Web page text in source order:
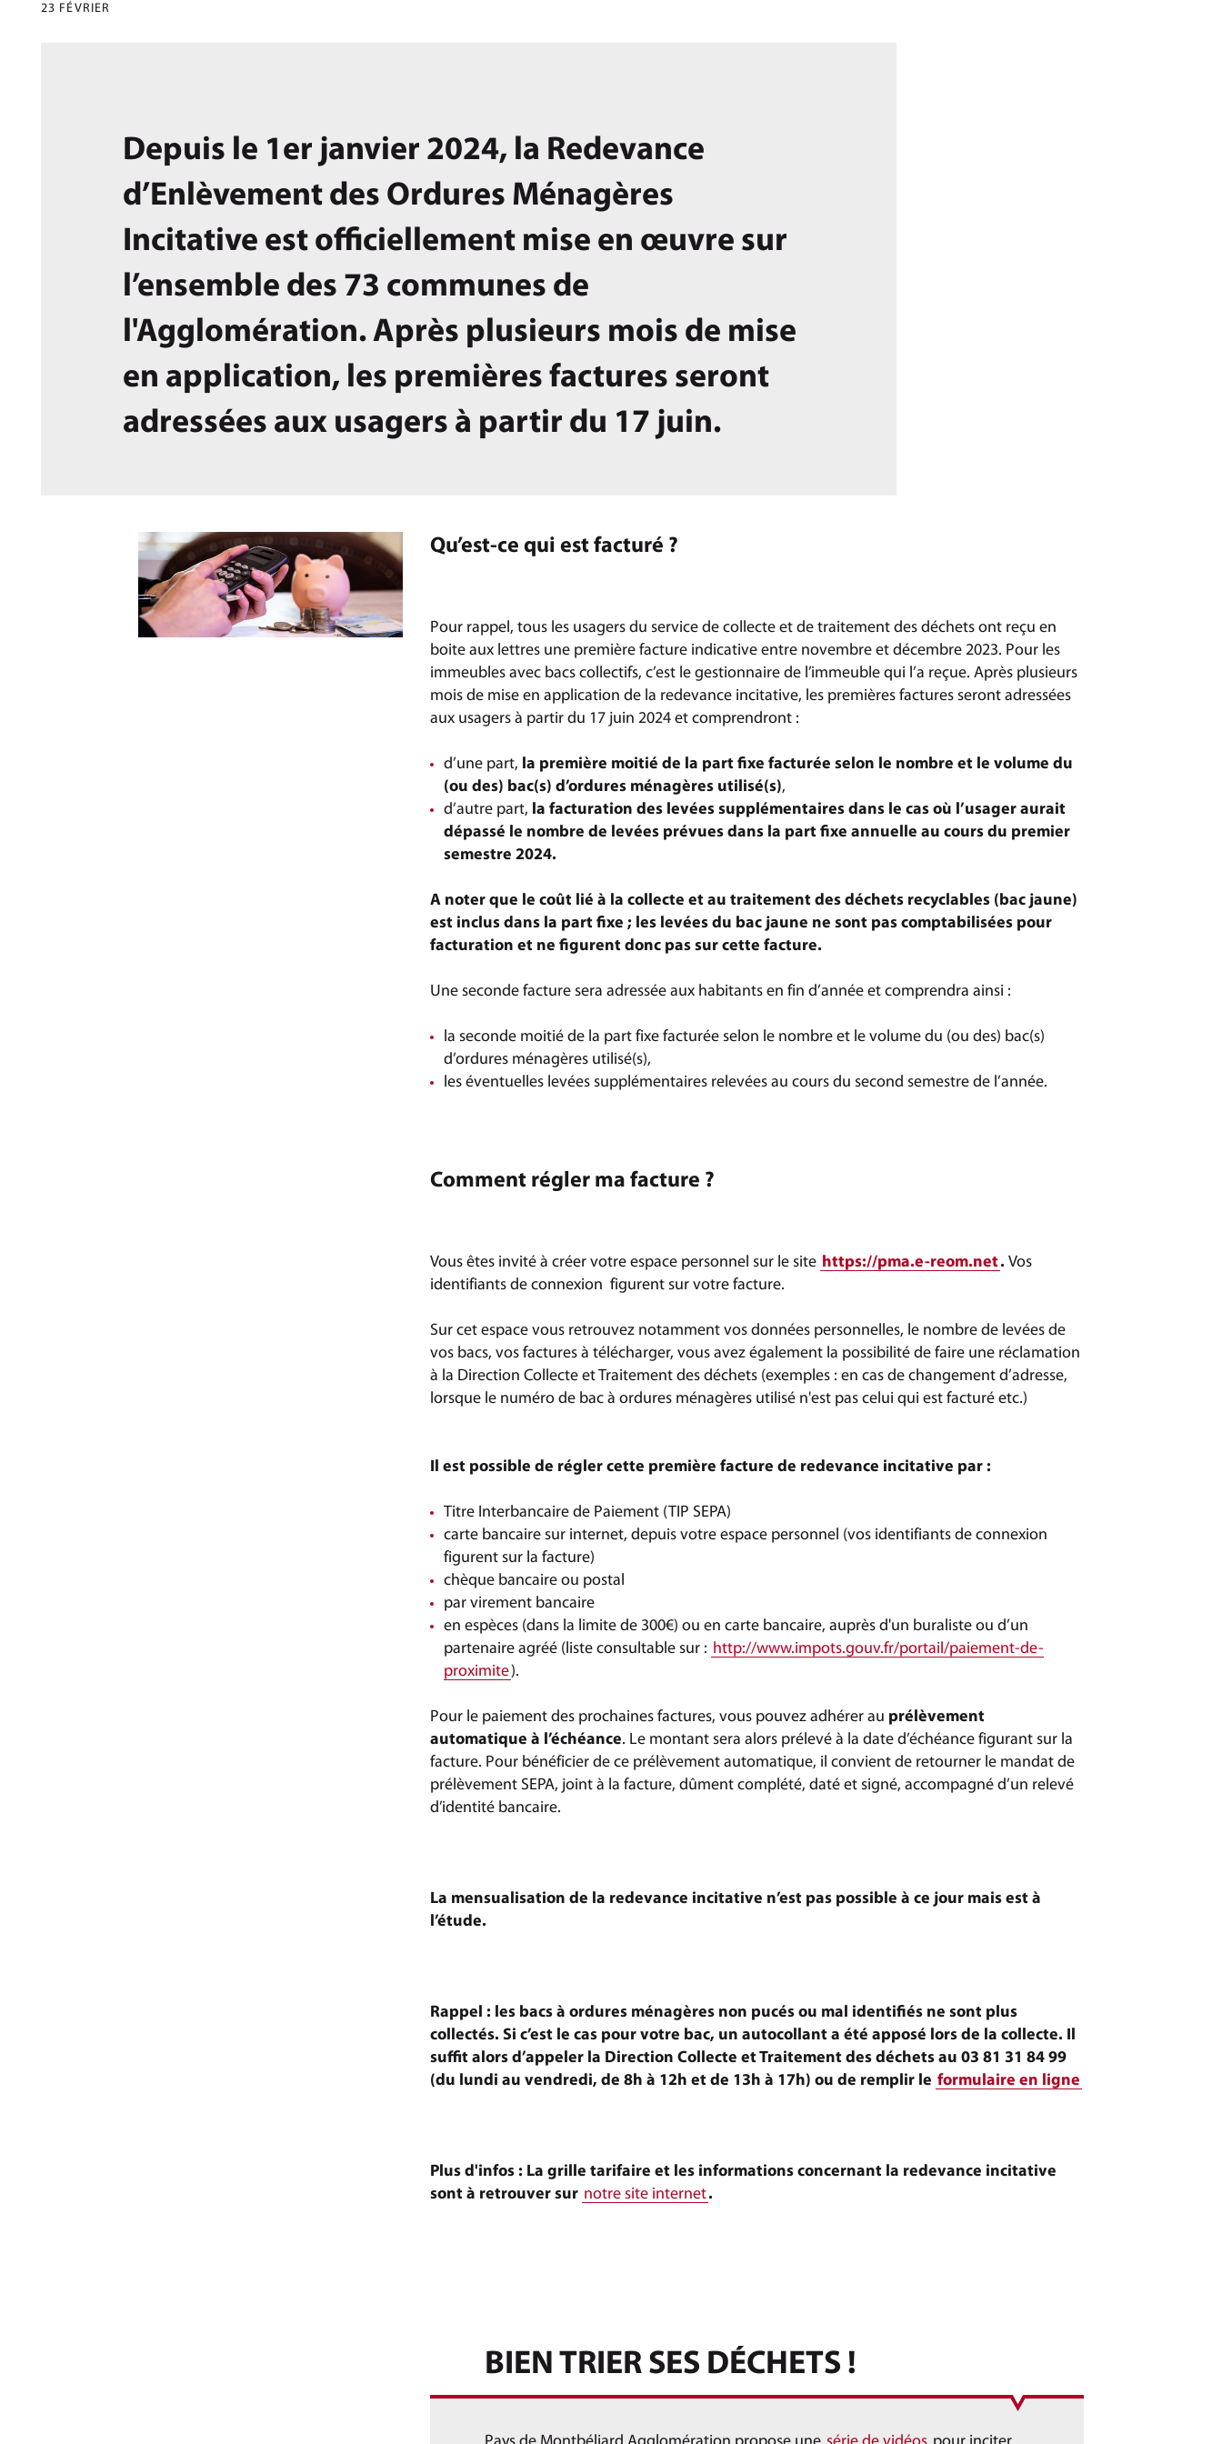
23 FÉVRIER
Depuis le 1er janvier 2024, la Redevance
d’Enlèvement des Ordures Ménagères
Incitative est officiellement mise en œuvre sur
l’ensemble des 73 communes de
l'Agglomération. Après plusieurs mois de mise
en application, les premières factures seront
adressées aux usagers à partir du 17 juin.
Qu’est-ce qui est facturé ?
Pour rappel, tous les usagers du service de collecte et de traitement des déchets ont reçu en
boite aux lettres une première facture indicative entre novembre et décembre 2023. Pour les
immeubles avec bacs collectifs, c’est le gestionnaire de l’immeuble qui l’a reçue. Après plusieurs
mois de mise en application de la redevance incitative, les premières factures seront adressées
aux usagers à partir du 17 juin 2024 et comprendront :
d’une part, la première moitié de la part fixe facturée selon le nombre et le volume du
(ou des) bac(s) d’ordures ménagères utilisé(s),
d’autre part, la facturation des levées supplémentaires dans le cas où l’usager aurait
dépassé le nombre de levées prévues dans la part fixe annuelle au cours du premier
semestre 2024.
A noter que le coût lié à la collecte et au traitement des déchets recyclables (bac jaune)
est inclus dans la part fixe ; les levées du bac jaune ne sont pas comptabilisées pour
facturation et ne figurent donc pas sur cette facture.
Une seconde facture sera adressée aux habitants en fin d’année et comprendra ainsi :
la seconde moitié de la part fixe facturée selon le nombre et le volume du (ou des) bac(s)
d’ordures ménagères utilisé(s),
les éventuelles levées supplémentaires relevées au cours du second semestre de l’année.
Comment régler ma facture ?
Vous êtes invité à créer votre espace personnel sur le site https://pma.e-reom.net. Vos
identifiants de connexion figurent sur votre facture.
Sur cet espace vous retrouvez notamment vos données personnelles, le nombre de levées de
vos bacs, vos factures à télécharger, vous avez également la possibilité de faire une réclamation
à la Direction Collecte et Traitement des déchets (exemples : en cas de changement d’adresse,
lorsque le numéro de bac à ordures ménagères utilisé n'est pas celui qui est facturé etc.)
Il est possible de régler cette première facture de redevance incitative par :
Titre Interbancaire de Paiement (TIP SEPA)
carte bancaire sur internet, depuis votre espace personnel (vos identifiants de connexion
figurent sur la facture)
chèque bancaire ou postal
par virement bancaire
en espèces (dans la limite de 300€) ou en carte bancaire, auprès d'un buraliste ou d’un
partenaire agréé (liste consultable sur : http://www.impots.gouv.fr/portail/paiement-de-
proximite).
Pour le paiement des prochaines factures, vous pouvez adhérer au prélèvement
automatique à l’échéance. Le montant sera alors prélevé à la date d’échéance figurant sur la
facture. Pour bénéficier de ce prélèvement automatique, il convient de retourner le mandat de
prélèvement SEPA, joint à la facture, dûment complété, daté et signé, accompagné d’un relevé
d’identité bancaire.
La mensualisation de la redevance incitative n’est pas possible à ce jour mais est à
l’étude.
Rappel : les bacs à ordures ménagères non pucés ou mal identifiés ne sont plus
collectés. Si c’est le cas pour votre bac, un autocollant a été apposé lors de la collecte. Il
suffit alors d’appeler la Direction Collecte et Traitement des déchets au 03 81 31 84 99
(du lundi au vendredi, de 8h à 12h et de 13h à 17h) ou de remplir le formulaire en ligne
Plus d'infos : La grille tarifaire et les informations concernant la redevance incitative
sont à retrouver sur notre site internet.
BIEN TRIER SES DÉCHETS !